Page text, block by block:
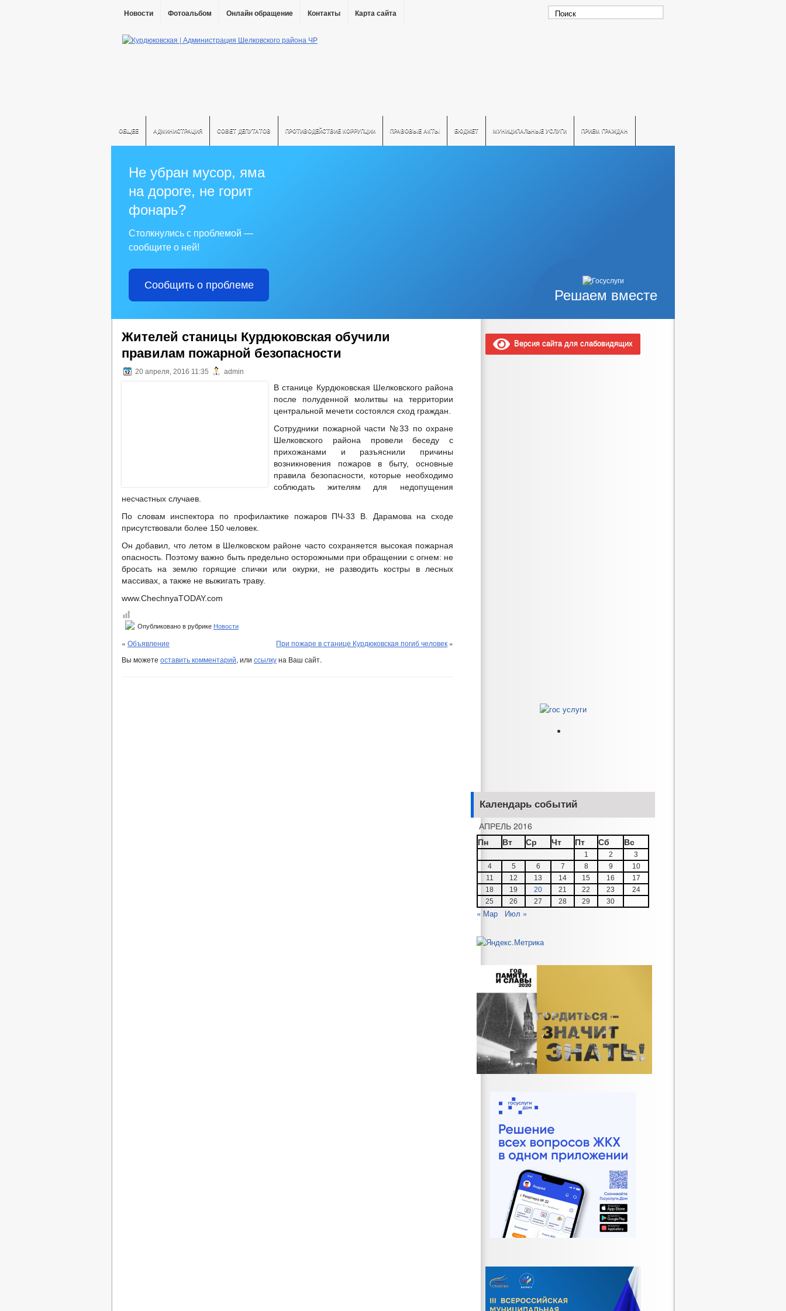
Новости Фотоальбом Онлайн обращение Контакты Карта сайта
ОБЩЕЕ АДМИНИСТРАЦИЯ СОВЕТ ДЕПУТАТОВ ПРОТИВОДЕЙСТВИЕ КОРРУПЦИИ ПРАВОВЫЕ АКТЫ БЮДЖЕТ МУНИЦИПАЛЬНЫЕ УСЛУГИ ПРИЕМ ГРАЖДАН
Решаем вместе
Не убран мусор, яма
на дороге, не горит
фонарь?
Столкнулись с проблемой —
сообщите о ней!
Сообщить о проблеме
Жителей станицы Курдюковская обучили
правилам пожарной безопасности
20 апреля, 2016 11:35 admin
В станице Курдюковская Шелковского района
после полуденной молитвы на территории
центральной мечети состоялся сход граждан.
Сотрудники пожарной части №33 по охране
Шелковского района провели беседу с
прихожанами и разъяснили причины
возникновения пожаров в быту, основные
правила безопасности, которые необходимо
соблюдать жителям для недопущения
несчастных случаев.
По словам инспектора по профилактике пожаров ПЧ-33 В. Дарамова на сходе
присутствовали более 150 человек.
Он добавил, что летом в Шелковском районе часто сохраняется высокая пожарная
опасность. Поэтому важно быть предельно осторожными при обращении с огнем: не
бросать на землю горящие спички или окурки, не разводить костры в лесных
массивах, а также не выжигать траву.
www.ChechnyaTODAY.com
Опубликовано в рубрике Новости
« Объявление При пожаре в станице Курдюковская погиб человек »
Вы можете оставить комментарий, или ссылкуна Ваш сайт.
Версия сайта для слабовидящих
Календарь событий
АПРЕЛЬ 2016
Пн
Вт Ср Чт Пт Сб Вс
1 2
3
4
5 6 7 8 9
10
11
12 13 14 15 16
17
18
19 20 21 22 23
24
25
26 27 28 29 30
« Мар Июл »